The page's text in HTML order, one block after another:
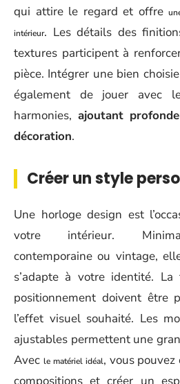
qui attire le regard et offre
intérieur. Les détails des
textures participent à
pièce. Intégrer une bien
également de jouer avec
harmonies, ajoutant
décoration.
Créer un style
Une horloge design est
votre intérieur.
contemporaine ou vintage,
s’adapte à votre identité.
positionnement doivent être
l’effet visuel souhaité. Les
ajustables permettent une
Avec le matériel idéal, vous
compositions et créer un